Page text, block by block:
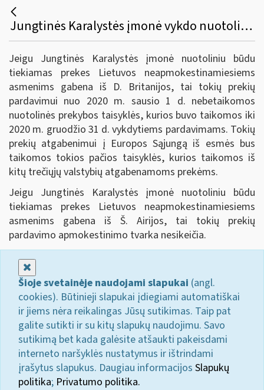
Jungtinės Karalystės įmonė vykdo nuotolinę prekybą. Tiekiamų į Lietuvą prekių nuotolinės prekybos riba (35 000 eurų per kalendorinius metus) buvo viršyta ir todėl Jungtinės Karalystės įmonė Lietuvoje buvo įregistruota PVM mokėtoja. Ar Jungtinės Karalystės įmonė nuo 2021 m sausio 1 d. privalo Lietuvoje mokėti PVM kaip Lietuvos PVM mokėtoja?
Jeigu Jungtinės Karalystės įmonė nuotoliniu būdu
tiekiamas prekes Lietuvos neapmokestinamiesiems
asmenims gabena iš D. Britanijos, tai tokių prekių
pardavimui nuo 2020 m. sausio 1 d. nebetaikomos
nuotolinės prekybos taisyklės, kurios buvo taikomos iki
2020 m. gruodžio 31 d. vykdytiems pardavimams. Tokių
prekių atgabenimui į Europos Sąjungą iš esmės bus
taikomos tokios pačios taisyklės, kurios taikomos iš
kitų trečiųjų valstybių atgabenamoms prekėms.
Jeigu Jungtinės Karalystės įmonė nuotoliniu būdu
tiekiamas prekes Lietuvos neapmokestinamiesiems
asmenims gabena iš Š. Airijos, tai tokių prekių
pardavimo apmokestinimo tvarka nesikeičia.
Šioje svetainėje naudojami slapukai (angl.
cookies). Būtinieji slapukai įdiegiami automatiškai
ir jiems nėra reikalingas Jūsų sutikimas. Taip pat
galite sutikti ir su kitų slapukų naudojimu. Savo
sutikimą bet kada galėsite atšaukti pakeisdami
interneto naršyklės nustatymus ir ištrindami
įrašytus slapukus. Daugiau informacijos Slapukų
politika; Privatumo politika.